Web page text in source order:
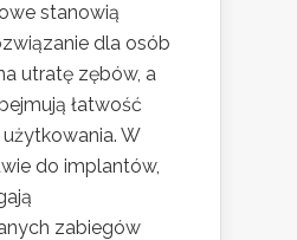
stanowią
dla osób
utratę zębów, a
łatwość
W
do implantów,
zabiegów